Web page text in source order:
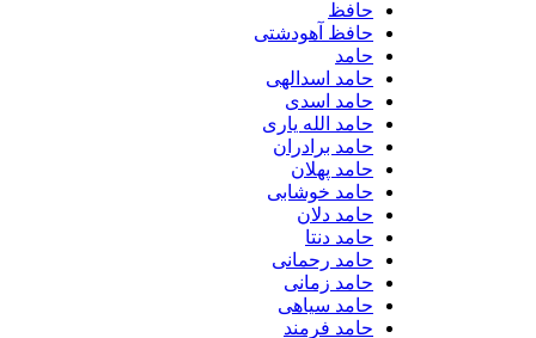
حافظ آهودشتی
حامد اسدالهی
حامد اسدی
حامد الله یاری
حامد برادران
حامد پهلان
حامد خوشابی
حامد دلان
حامد دنتا
حامد رحمانی
حامد زمانی
حامد سیاهی
حامد فرمند